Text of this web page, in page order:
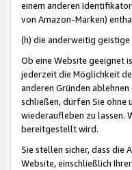
einem anderen
von Amazon-Marken)
(h) die anderweitig
Ob eine Website geeignet
jederzeit die Möglichkeit
anderen Gründen
schließen, dürfen Sie ohne
wiederaufleben zu lassen.
bereitgestellt wird.
Sie stellen sicher, dass die
Website, einschließlich